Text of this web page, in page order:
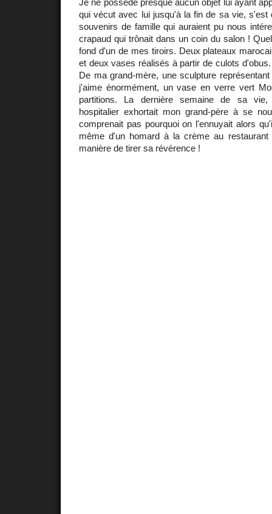
qui vécut avec lui jusqu'à la fin de sa vie, s'est
souvenirs de famille qui auraient pu nous
crapaud qui trônait dans un coin du salon !
fond d'un de mes tiroirs. Deux plateaux
et deux vases réalisés à partir de culots
De ma grand-mère, une sculpture
j'aime énormément, un vase en verre vert
partitions. La dernière semaine de sa
hospitalier exhortait mon grand-père à se
comprenait pas pourquoi on l'ennuyait alors
même d'un homard à la crème au restaurant
manière de tirer sa révérence !